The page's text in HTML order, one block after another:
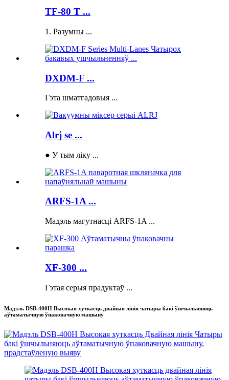
TF-80 T ...
1. Разумны ...
DXDM-F ...
Гэта шматгадовыя ...
Alrj se ...
● У тым ліку ...
ARFS-1A ...
Мадэль магутнасці ARFS-1A ...
XF-300 ...
Гэтая серыя прадуктаў ...
Мадэль DSB-400H Высокая хуткасць двайная лінія чатыры бакі ўшчыльняюць
аўтаматычную ўпаковачную машыну